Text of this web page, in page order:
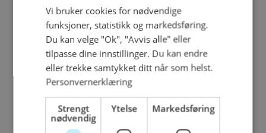
Vi bruker cookies for nødvendige
funksjoner, statistikk og markedsføring.
Du kan velge "Ok", "Avvis alle" eller
tilpasse dine innstillinger. Du kan endre
eller trekke samtykket ditt når som helst.
Personvernerklæring
Strengt
nødvendig
Ytelse Markedsføring